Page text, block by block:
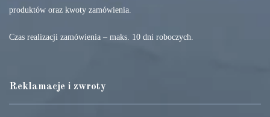
produktów oraz kwoty zamówienia.
Czas realizacji zamówienia – maks. 10 dni roboczych.
Reklamacje i zwroty